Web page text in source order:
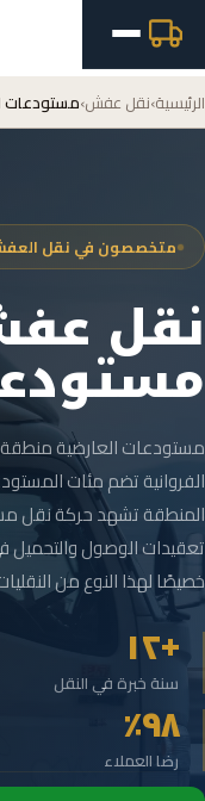
الرئيسية›نقل عفش›مستودعات
متخصصون في نقل
نقل
مستودعات العارضية
الفروانية تضم مئات
المنطقة تشهد حركة نقل
تعقيدات الوصول
خصيصًا لهذا النوع من
+١٢
سنة خبرة في النقل
٩٨٪
رضا العملاء